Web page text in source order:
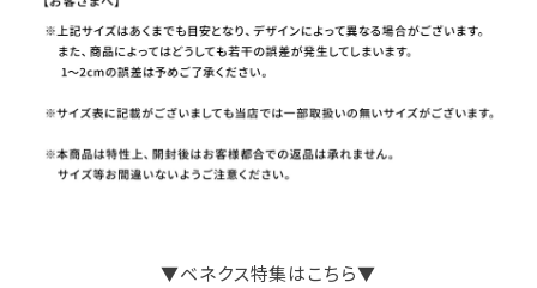
▼ベネクス特集はこちら▼